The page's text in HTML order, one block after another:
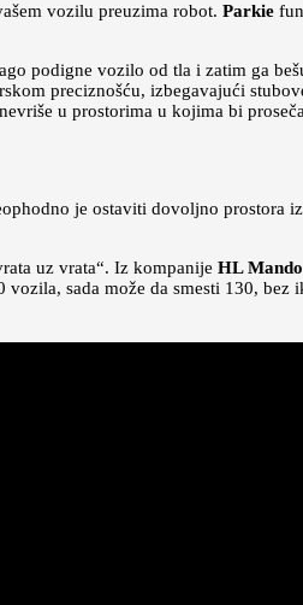
vozilu preuzima robot. Parkie
podigne vozilo od tla i zatim ga
preciznošću, izbegavajući
u prostorima u kojima bi
je ostaviti dovoljno prostora
uz vrata“. Iz kompanije HL Mando
vozila, sada može da smesti 130,